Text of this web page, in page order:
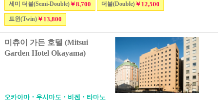
세미 더블(Semi-Double)￥8,700 더블(Double)￥12,500
트윈(Twin)￥13,800
미츄이 가든 호텔 (Mitsui
Garden Hotel Okayama)
오카야마・우시마도・비젠・타마노